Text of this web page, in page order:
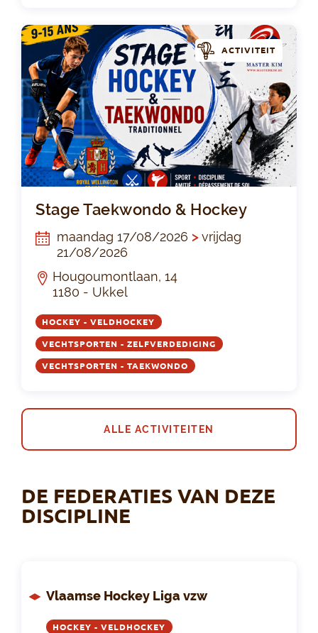
ACTIVITEIT
Stage Taekwondo & Hockey
maandag 17/08/2026 >vrijdag
21/08/2026
Hougoumontlaan, 14
1180 - Ukkel
HOCKEY - VELDHOCKEY
VECHTSPORTEN - ZELFVERDEDIGING
VECHTSPORTEN - TAEKWONDO
ALLE ACTIVITEITEN
DE FEDERATIES VAN DEZE
DISCIPLINE
Vlaamse Hockey Liga vzw
HOCKEY - VELDHOCKEY